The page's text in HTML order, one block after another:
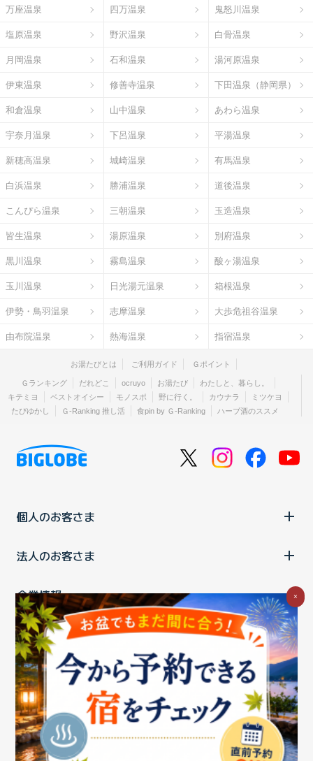
万座温泉 四万温泉 鬼怒川温泉
塩原温泉 野沢温泉 白骨温泉
月岡温泉 石和温泉 湯河原温泉
伊東温泉 修善寺温泉 下田温泉（静岡県）
和倉温泉 山中温泉 あわら温泉
宇奈月温泉 下呂温泉 平湯温泉
新穂高温泉 城崎温泉 有馬温泉
白浜温泉 勝浦温泉 道後温泉
こんぴら温泉 三朝温泉 玉造温泉
皆生温泉 湯原温泉 別府温泉
黒川温泉 霧島温泉 酸ヶ湯温泉
玉川温泉 日光湯元温泉 箱根温泉
伊勢・鳥羽温泉 志摩温泉 大歩危祖谷温泉
由布院温泉 熱海温泉 指宿温泉
お湯たびとは ご利用ガイド Ｇポイント
Ｇランキング だれどこ ocruyo お湯たび
わたしと、暮らし。
キテミヨ
ベストオイシー モノスポ 野に行く。 カウナラ
ミツケヨ
たびゆかし
Ｇ-Ranking 推し活 食pin by Ｇ-Ranking ハーブ酒のススメ
個人のお客さま
法人のお客さま
企業情報
ご利用中の方
お問い合わせ消費税の表示 ウェブアクセシビリティの取り組み
個人情報保護ポリシープライバシーポータル
Cookieポリシー
特定商取引法に基づく表記情報セキュリティ基本方針
商標についてBIGLOBEトップ
×